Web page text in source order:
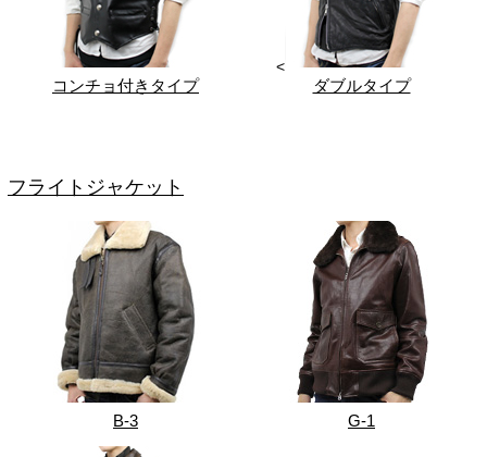
コンチョ付きタイプ
<
ダブルタイプ
フライトジャケット
B-3 G-1